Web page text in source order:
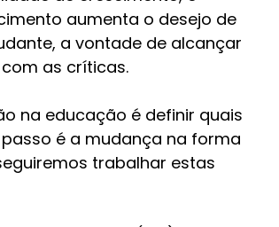
aumenta o desejo de
a vontade de alcançar
as críticas.
na educação é definir quais
é a mudança na forma
trabalhar estas